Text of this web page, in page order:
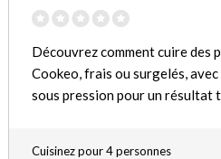
Découvrez comment cuire des
Cookeo, frais ou surgelés,
sous pression pour un résultat
Cuisinez pour 4 personnes